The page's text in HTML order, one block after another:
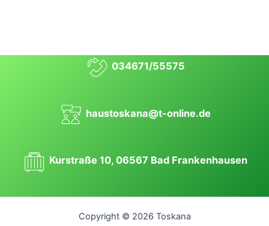
034671/55575
haustoskana@t-online.de
Kurstraße 10, 06567 Bad Frankenhausen
Copyright © 2026 Toskana